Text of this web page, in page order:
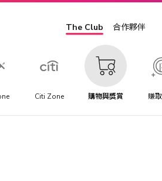
The Club 合作夥伴
Citi Zone 購物與獎賞 賺